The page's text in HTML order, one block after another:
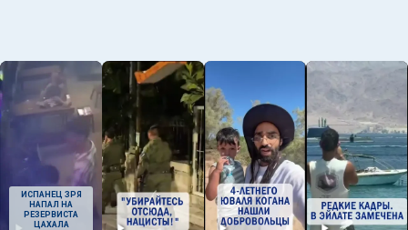
ИСПАНЕЦ ЗРЯ
НАПАЛ НА
РЕЗЕРВИСТА
ЦАХАЛА